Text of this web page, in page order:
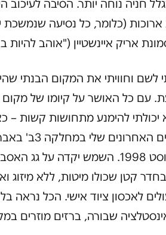
חניה נוחה יותר. הסיבה לעיכוב
ארוכות (כלומר, כל נסיעה
אריק איינשטיין ("אוהב להיות
לשם וחוויתי את המקום הבנתי
עם כל האושר על קיומו של
להימנע מתחושות קשות –
האשפוזים
ביולי-אוגוסט 1998. השמש יקדה
בחדר קטן שכולו מיטות, ללא מיזוג
לאכסון ציוד אישי. הכל נראה
שבורה, ברזים מוזרים